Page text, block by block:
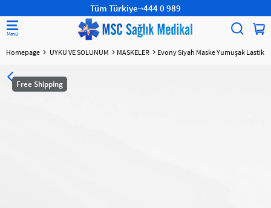
Tüm Türkiye 444 0 989
Homepage UYKU VE SOLUNUM MASKELER Evony Siyah Maske Yumuşak Lastikli
Free Shipping